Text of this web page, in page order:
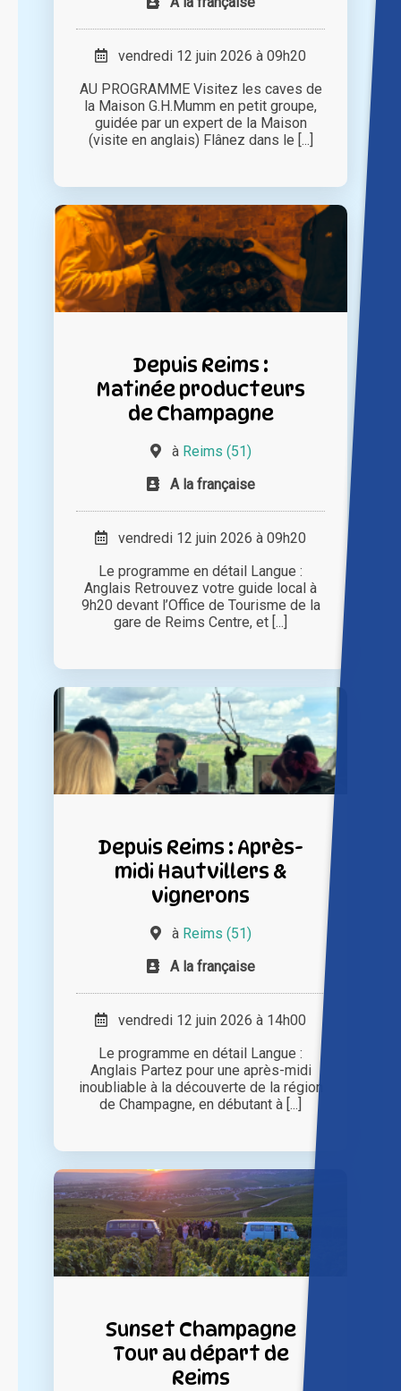
vendredi 12 juin 2026 à 09h20
AU PROGRAMME Visitez les caves de
la Maison G.H.Mumm en petit groupe,
guidée par un expert de la Maison
(visite en anglais) Flânez dans le [...]
Depuis Reims :
Matinée producteurs
de Champagne
à Reims (51)
A la française
vendredi 12 juin 2026 à 09h20
Le programme en détail Langue :
Anglais Retrouvez votre guide local à
9h20 devant l’Office de Tourisme de la
gare de Reims Centre, et [...]
Depuis Reims : Après-
midi Hautvillers &
vignerons
à Reims (51)
A la française
vendredi 12 juin 2026 à 14h00
Le programme en détail Langue :
Anglais Partez pour une après-midi
inoubliable à la découverte de la région
de Champagne, en débutant à [...]
Sunset Champagne
Tour au départ de
Reims